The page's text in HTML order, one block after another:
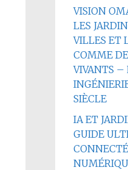
VISION
LES
VILLES ET
COMME
VIVANTS –
SIÈCLE
IA ET
GUIDE